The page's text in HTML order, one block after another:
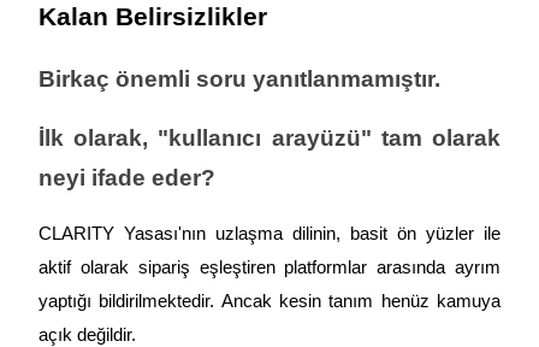
Yönlendirme
BTC Welcome Rewards
Kalan Belirsizlikler
Birkaç önemli soru yanıtlanmamıştır.
İlk olarak, "kullanıcı arayüzü" tam olarak
neyi ifade eder?
CLARITY Yasası'nın uzlaşma dilinin, basit ön yüzler ile
aktif olarak sipariş eşleştiren platformlar arasında ayrım
yaptığı bildirilmektedir. Ancak kesin tanım henüz kamuya
açık değildir.